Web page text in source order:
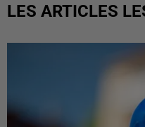
LES ARTICLES